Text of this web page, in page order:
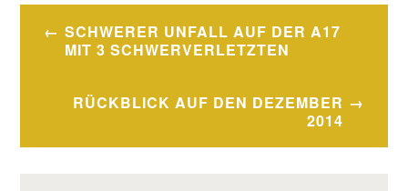
Beitragsnavigation
SCHWERER UNFALL AUF DER A17
MIT 3 SCHWERVERLETZTEN
RÜCKBLICK AUF DEN DEZEMBER
2014